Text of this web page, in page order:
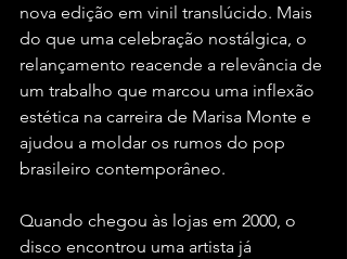
nova edição em vinil translúcido. Mais
do que uma celebração nostálgica, o
relançamento reacende a relevância de
um trabalho que marcou uma inflexão
estética na carreira de Marisa Monte e
ajudou a moldar os rumos do pop
brasileiro contemporâneo.
Quando chegou às lojas em 2000, o
disco encontrou uma artista já